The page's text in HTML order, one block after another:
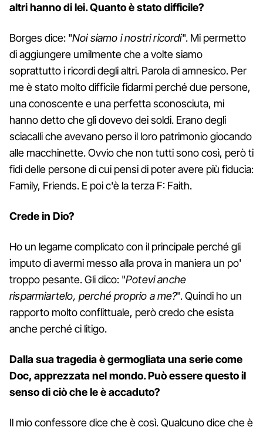
altri hanno di lei. Quanto è stato difficile?
Borges dice: "Noi siamo i nostri ricordi". Mi permetto
di aggiungere umilmente che a volte siamo
soprattutto i ricordi degli altri. Parola di amnesico. Per
me è stato molto difficile fidarmi perché due persone,
una conoscente e una perfetta sconosciuta, mi
hanno detto che gli dovevo dei soldi. Erano degli
sciacalli che avevano perso il loro patrimonio giocando
alle macchinette. Ovvio che non tutti sono così, però ti
fidi delle persone di cui pensi di poter avere più fiducia:
Family, Friends. E poi c'è la terza F: Faith.
Crede in Dio?
Ho un legame complicato con il principale perché gli
imputo di avermi messo alla prova in maniera un po'
troppo pesante. Gli dico: "Potevi anche
risparmiartelo, perché proprio a me?". Quindi ho un
rapporto molto conflittuale, però credo che esista
anche perché ci litigo.
Dalla sua tragedia è germogliata una serie come
Doc, apprezzata nel mondo. Può essere questo il
senso di ciò che le è accaduto?
Il mio confessore dice che è così. Qualcuno dice che è